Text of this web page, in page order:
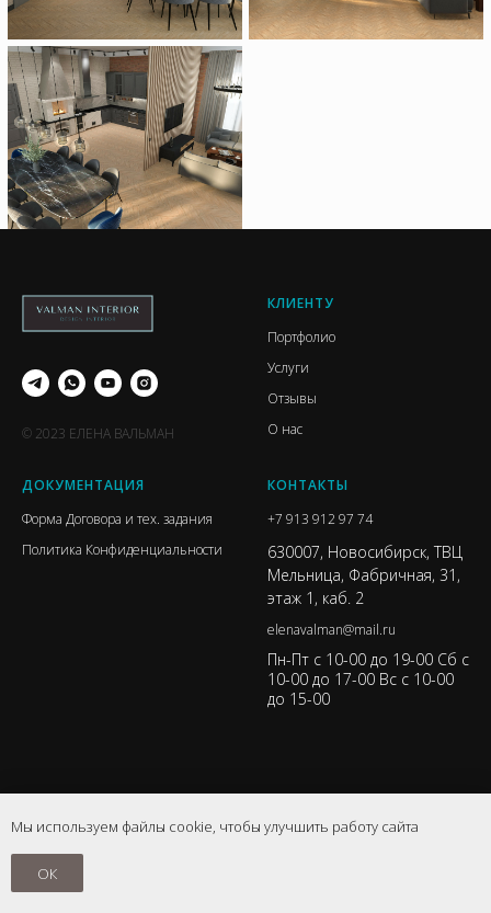
© 2023 ЕЛЕНА ВАЛЬМАН
КЛИЕНТУ
Портфолио
Услуги
Отзывы
О нас
ДОКУМЕНТАЦИЯ
Форма Договора и тех. задания
Политика Конфиденциальности
КОНТАКТЫ
+7 913 912 97 74
630007, Новосибирск, ТВЦ
Мельница, Фабричная, 31,
этаж 1, каб. 2
elenavalman@mail.ru
Пн-Пт с 10-00 до 19-00 Сб с
10-00 до 17-00 Вс с 10-00
до 15-00
Мы используем файлы cookie, чтобы улучшить работу сайта
ОК